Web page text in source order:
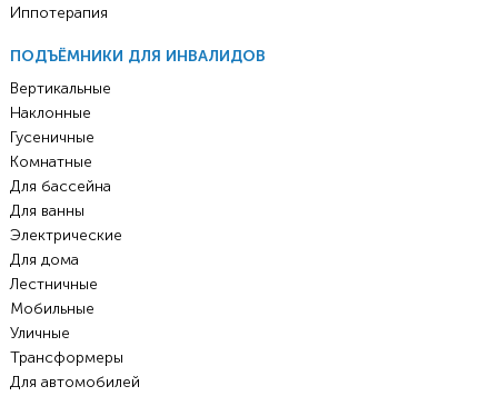
Иппотерапия
ПОДЪЁМНИКИ ДЛЯ ИНВАЛИДОВ
Вертикальные
Наклонные
Гусеничные
Комнатные
Для бассейна
Для ванны
Электрические
Для дома
Лестничные
Мобильные
Уличные
Трансформеры
Для автомобилей